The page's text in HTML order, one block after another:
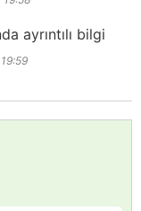
ayrıntılı bilgi
19:59